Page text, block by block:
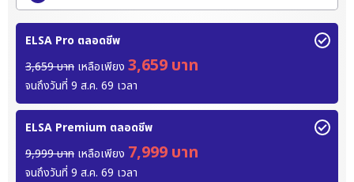
ELSA Pro ตลอดชีพ
3,659 บาท เหลือเพียง 3,659 บาท
จนถึงวันที่ 9 ส.ค. 69 เวลา
ELSA Premium ตลอดชีพ
9,999 บาท เหลือเพียง 7,999 บาท
จนถึงวันที่ 9 ส.ค. 69 เวลา